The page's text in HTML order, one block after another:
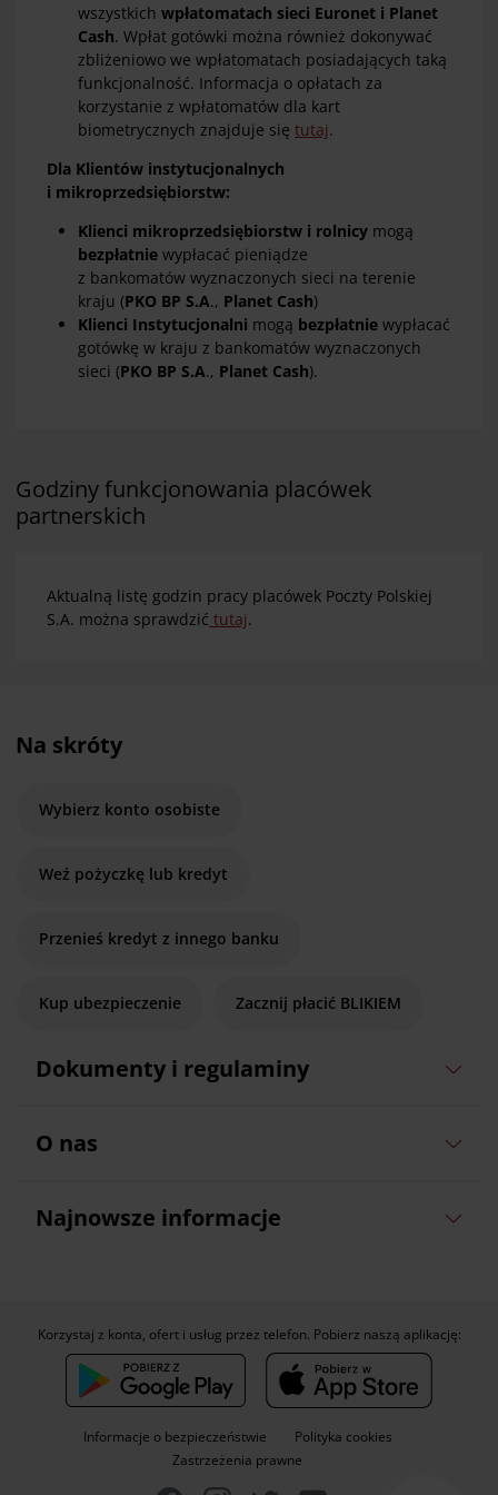
wszystkich wpłatomatach sieci Euronet i Planet
Cash. Wpłat gotówki można również dokonywać
zbliżeniowo we wpłatomatach posiadających taką
funkcjonalność. Informacja o opłatach za
korzystanie z wpłatomatów dla kart
biometrycznych znajduje się tutaj.
Dla Klientów instytucjonalnych
i mikroprzedsiębiorstw:
Klienci mikroprzedsiębiorstw i rolnicy mogą
bezpłatnie wypłacać pieniądze
z bankomatów wyznaczonych sieci na terenie
kraju (PKO BP S.A., Planet Cash)
Klienci Instytucjonalni mogą bezpłatnie wypłacać
gotówkę w kraju z bankomatów wyznaczonych
sieci (PKO BP S.A., Planet Cash).
Godziny funkcjonowania placówek
partnerskich
Aktualną listę godzin pracy placówek Poczty Polskiej
S.A. można sprawdzić tutaj.
Na skróty
Wybierz konto osobiste
Weź pożyczkę lub kredyt
Przenieś kredyt z innego banku
Kup ubezpieczenie Zacznij płacić BLIKIEM
Dokumenty i regulaminy
O nas
Najnowsze informacje
Informacje o bezpieczeństwie
Polityka cookies
Zastrzeżenia prawne
Korzystaj z konta, ofert i usług przez telefon. Pobierz naszą aplikację: